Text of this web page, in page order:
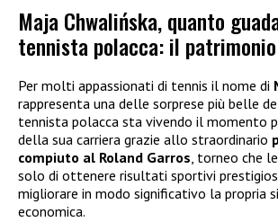
Maja Chwalińska, quanto
tennista polacca: il patrimonio
Per molti appassionati di tennis il nome di
rappresenta una delle sorprese più belle
tennista polacca sta vivendo il momento
della sua carriera grazie allo straordinario
compiuto al Roland Garros, torneo che
solo di ottenere risultati sportivi
migliorare in modo significativo la propria
economica.